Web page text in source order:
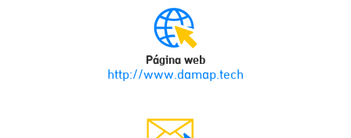
Página web
http://www.damap.tech